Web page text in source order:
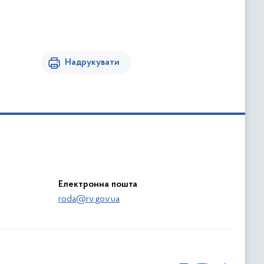
Надрукувати
Електронна пошта
roda@rv.gov.ua